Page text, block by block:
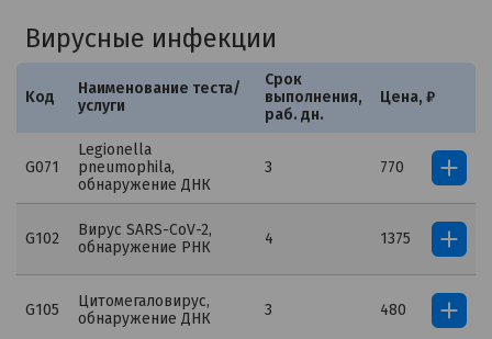
Вирусные инфекции
Kод
Наименование теста/
услуги
Срок
выполнения,
раб. дн.
Цена, ₽
G071
Legionella
pneumophila,
обнаружение ДНК
3 770
G102
Вирус SARS-CoV-2,
обнаружение РНК
4 1375
G105
Цитомегаловирус,
обнаружение ДНК
3 480
Я согласен на обработку персональных данных